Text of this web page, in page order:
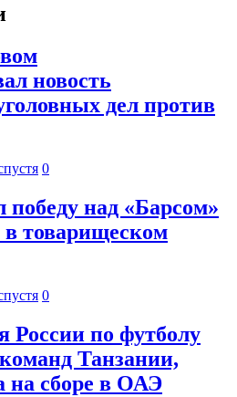
новость
дел против
0
победу над «Барсом»
товарищеском
0
России по футболу
Танзании,
на сборе в ОАЭ